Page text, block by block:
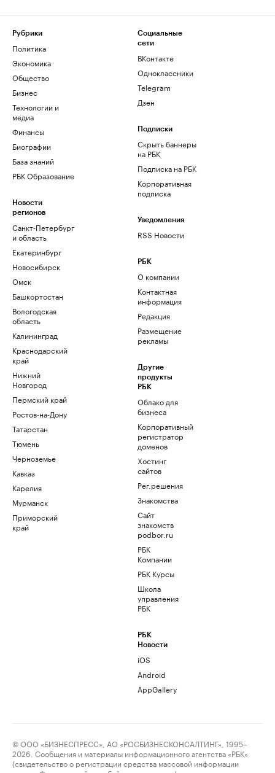
Рубрики
Политика
Экономика
Общество
Бизнес
Технологии и
медиа
Финансы
Биографии
База знаний
РБК Образование
Новости
регионов
Санкт-Петербург
и область
Екатеринбург
Новосибирск
Омск
Башкортостан
Вологодская
область
Калининград
Краснодарский
край
Нижний
Новгород
Пермский край
Ростов-на-Дону
Татарстан
Тюмень
Черноземье
Кавказ
Карелия
Мурманск
Приморский
край
Социальные
сети
ВКонтакте
Одноклассники
Telegram
Дзен
Подписки
Скрыть баннеры
на РБК
Подписка на РБК
Корпоративная
подписка
Уведомления
RSS Новости
РБК
О компании
Контактная
информация
Редакция
Размещение
рекламы
Другие
продукты
РБК
Облако для
бизнеса
Корпоративный
регистратор
доменов
Хостинг
сайтов
Рег.решения
Знакомства
Сайт
знакомств
podbor.ru
РБК
Компании
РБК Курсы
Школа
управления
РБК
РБК
Новости
iOS
Android
AppGallery
© ООО «БИЗНЕСПРЕСС», АО «РОСБИЗНЕСКОНСАЛТИНГ», 1995–
2026. Сообщения и материалы информационного агентства «РБК»
(свидетельство о регистрации средства массовой информации